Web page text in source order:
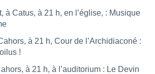
à Catus, à 21 h, en l’église, : Musique
à 21 h, Cour de l’Archidiaconé :
!
à 21 h, à l’auditorium : Le Devin